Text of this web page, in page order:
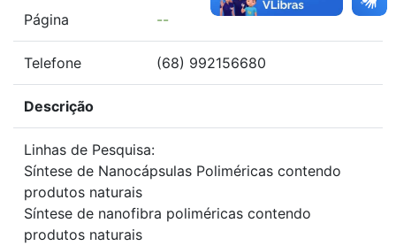
Página --
Telefone (68) 992156680
Descrição
Linhas de Pesquisa:
Síntese de Nanocápsulas Poliméricas contendo
produtos naturais
Síntese de nanofibra poliméricas contendo
produtos naturais